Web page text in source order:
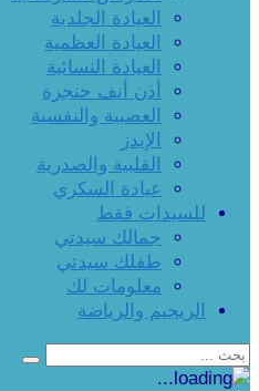
العيادة الجلدية
العيادة العظمية
العيادة النسائية
أذن أنف حنجرة
العصبية والنفسية
الإيدز
القلبية والصدرية
عيادة السكري
للسيدات فقط
جمالك سيدتي
طفلك سيدتي
معلومات لك
الريجيم والرياضة